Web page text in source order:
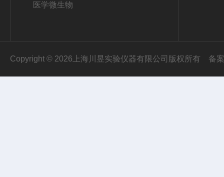
医学微生物
Copyright © 2026上海川昱实验仪器有限公司版权所有 备